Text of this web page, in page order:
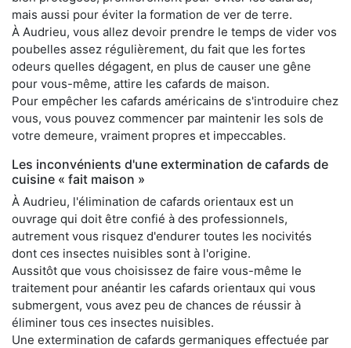
mais aussi pour éviter la formation de ver de terre.
À Audrieu, vous allez devoir prendre le temps de vider vos
poubelles assez régulièrement, du fait que les fortes
odeurs quelles dégagent, en plus de causer une gêne
pour vous-même, attire les cafards de maison.
Pour empêcher les cafards américains de s'introduire chez
vous, vous pouvez commencer par maintenir les sols de
votre demeure, vraiment propres et impeccables.
Les inconvénients d'une extermination de cafards de
cuisine « fait maison »
À Audrieu, l'élimination de cafards orientaux est un
ouvrage qui doit être confié à des professionnels,
autrement vous risquez d'endurer toutes les nocivités
dont ces insectes nuisibles sont à l'origine.
Aussitôt que vous choisissez de faire vous-même le
traitement pour anéantir les cafards orientaux qui vous
submergent, vous avez peu de chances de réussir à
éliminer tous ces insectes nuisibles.
Une extermination de cafards germaniques effectuée par